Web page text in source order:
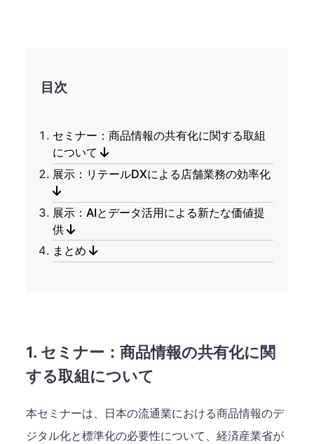
目次
セミナー：商品情報の共有化に関する取組
について
展示：リテールDXによる店舗業務の効率化
展示：AIとデータ活用による新たな価値提
供
まとめ
1. セミナー：商品情報の共有化に関
する取組について
本セミナーは、日本の流通業における商品情報のデ
ジタル化と標準化の必要性について、経済産業省が